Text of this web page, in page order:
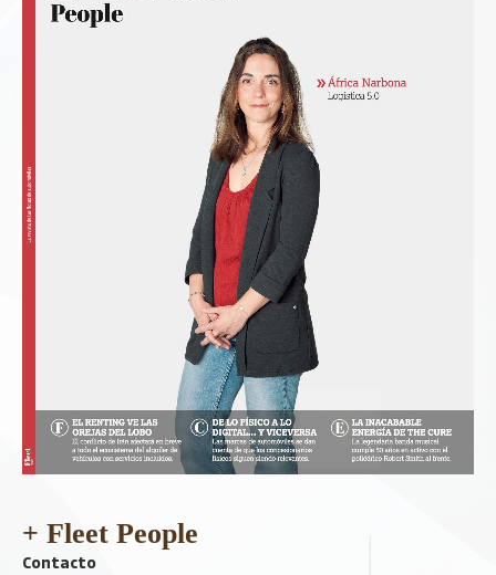
+ Fleet People
Contacto